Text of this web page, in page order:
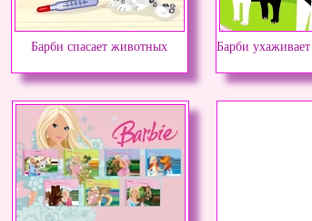
Барби спасает животных Барби